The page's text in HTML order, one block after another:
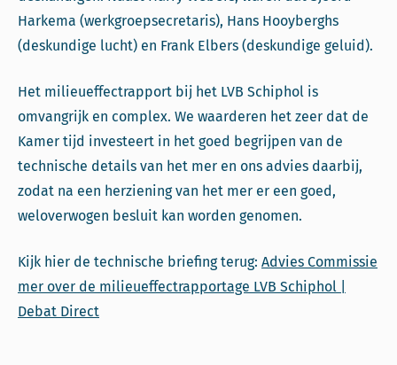
Harkema (werkgroepsecretaris), Hans Hooyberghs
(deskundige lucht) en Frank Elbers (deskundige geluid).
Het milieueffectrapport bij het LVB Schiphol is
omvangrijk en complex. We waarderen het zeer dat de
Kamer tijd investeert in het goed begrijpen van de
technische details van het mer en ons advies daarbij,
zodat na een herziening van het mer er een goed,
weloverwogen besluit kan worden genomen.
Kijk hier de technische briefing terug: Advies Commissie
mer over de milieueffectrapportage LVB Schiphol |
Debat Direct